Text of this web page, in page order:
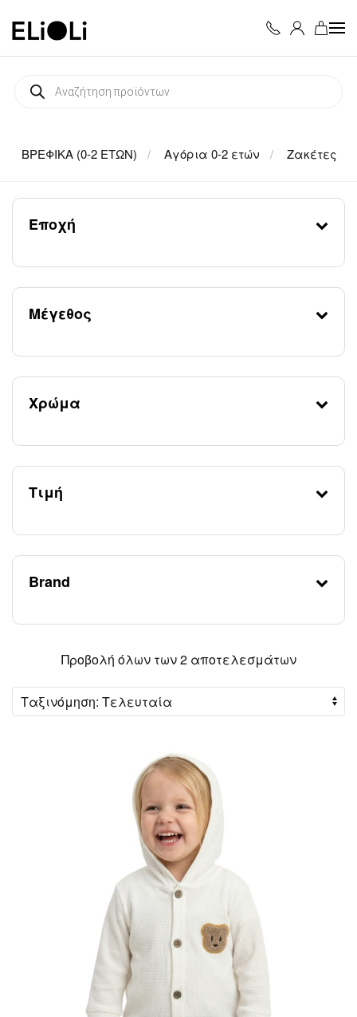
Skip to main content
Products
search
ΒΡΕΦΙΚΑ (0-2 ΕΤΩΝ) Αγόρια 0-2 ετών Ζακέτες
Εποχή
Μέγεθος
Χρώμα
Τιμή
Brand
Προβολή όλων των 2 αποτελεσμάτωνSorted